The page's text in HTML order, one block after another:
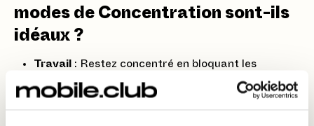
modes de Concentration sont-ils
idéaux ?
Travail : Restez concentré en bloquant les
distractions inutiles.